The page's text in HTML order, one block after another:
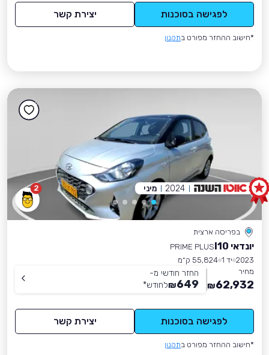
לפגישה בסוכנות יצירת קשר
*חישוב ההחזר מפורט בתקנון
2
בפריסה ארצית
יונדאי I10
PRIME PLUS
2023 יד 1
55,824 ק״מ
מחיר
62,932
₪
החזר חודשי מ-
649
₪לחודש*
לפגישה בסוכנות יצירת קשר
*חישוב ההחזר מפורט בתקנון
2024 מיני